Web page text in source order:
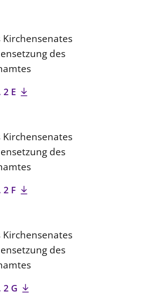
Kirchensenates
des
E
Kirchensenates
des
F
Kirchensenates
des
G